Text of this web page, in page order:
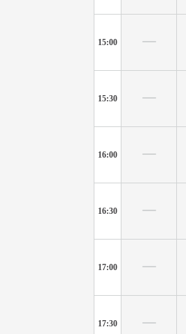
15:00
15:30
16:00
16:30
17:00
17:30